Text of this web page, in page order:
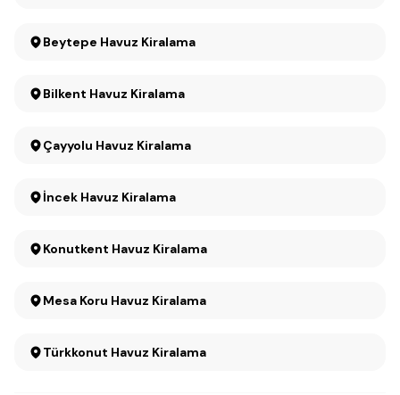
Beytepe Havuz Kiralama
Bilkent Havuz Kiralama
Çayyolu Havuz Kiralama
İncek Havuz Kiralama
Konutkent Havuz Kiralama
Mesa Koru Havuz Kiralama
Türkkonut Havuz Kiralama